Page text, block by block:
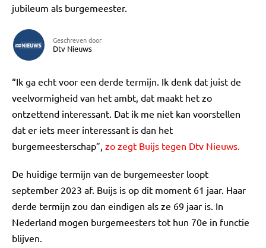
jubileum als burgemeester.
Geschreven door
Dtv Nieuws
“Ik ga echt voor een derde termijn. Ik denk dat juist de
veelvormigheid van het ambt, dat maakt het zo
ontzettend interessant. Dat ik me niet kan voorstellen
dat er iets meer interessant is dan het
burgemeesterschap”, zo zegt Buijs tegen Dtv Nieuws.
De huidige termijn van de burgemeester loopt
september 2023 af. Buijs is op dit moment 61 jaar. Haar
derde termijn zou dan eindigen als ze 69 jaar is. In
Nederland mogen burgemeesters tot hun 70e in functie
blijven.